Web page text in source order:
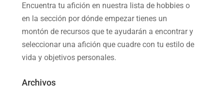
Encuentra tu afición en nuestra lista de hobbieso
en la sección por dónde empezar tienes un
montón de recursos que te ayudarán a encontrar y
seleccionar una afición que cuadre con tu estilo de
vida y objetivos personales.
Archivos